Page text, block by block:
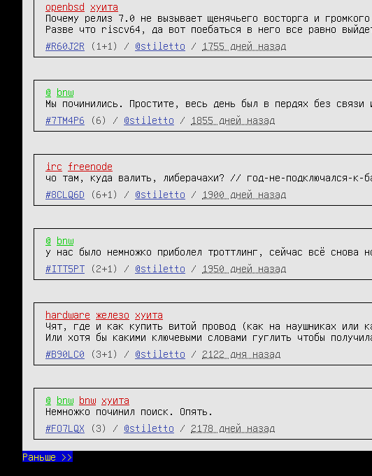
openbsd
хуита
Почему релиз 7.0 не вызывает щенячьего восторга и
Разве что riscv64, да вот поебаться в него все равно
#R60J2R
(1+1) / @stiletto / 1755 дней назад
@
bnw
Мы починились. Простите, весь день был в пердях без
#7TM4P6
(6) / @stiletto / 1855 дней назад
irc
freenode
чо там, куда валить, либерачахи? // год-не-подключался-к-
#8CLQ6D
(6+1) / @stiletto / 1900 дней назад
@
bnw
у нас было немножко приболел троттлинг, сейчас всё снова
#ITT5PT
(2+1) / @stiletto / 1950 дней назад
hardware железо
хуита
Чят, где и как купить витой провод (как на наушниках или
Или хотя бы какими ключевыми словами гуглить чтобы
#B90LC0
(3+1) / @stiletto / 2122 дня назад
@ bnw bnw хуита
Немножко починил поиск. Опять.
#FO7LQX
(3) / @stiletto / 2178 дней назад
Раньше >>